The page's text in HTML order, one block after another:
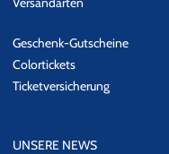
Geschenk-Gutscheine
Colortickets
Ticketversicherung
UNSERE NEWS